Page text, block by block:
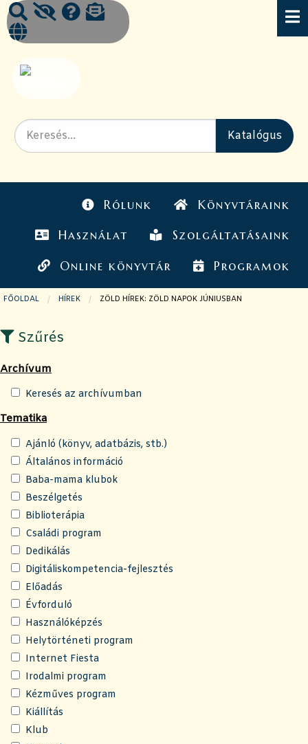
Rólunk Könyvtáraink
Használat Szolgáltatásaink
Online könyvtár Programok
FŐOLDAL HÍREK JELENLEGI OLDAL:
ZÖLD HÍREK: ZÖLD NAPOK JÚNIUSBAN
Szűrés
Archívum
Keresés az archívumban
Tematika
Ajánló (könyv, adatbázis, stb.)
Általános információ
Baba-mama klubok
Beszélgetés
Biblioterápia
Családi program
Dedikálás
Digitáliskompetencia-fejlesztés
Előadás
Évforduló
Használóképzés
Helytörténeti program
Internet Fiesta
Irodalmi program
Kézműves program
Kiállítás
Klub